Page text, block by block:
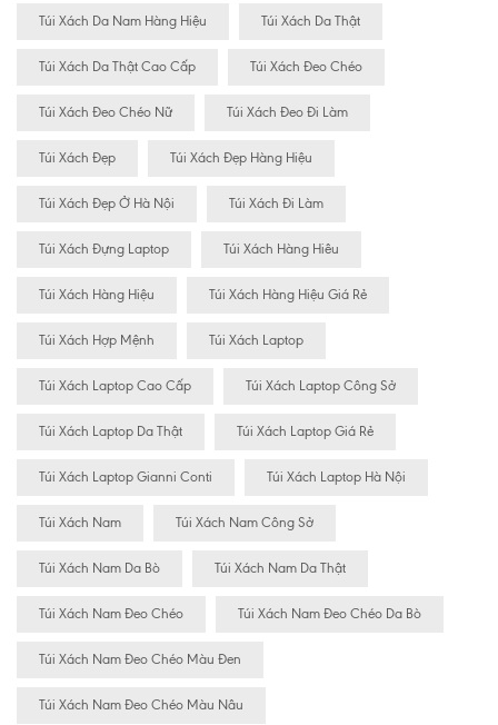
Túi Xách Da Nam Hàng Hiệu Túi Xách Da Thật
Túi Xách Da Thật Cao Cấp Túi Xách Đeo Chéo
Túi Xách Đeo Chéo Nữ Túi Xách Đeo Đi Làm
Túi Xách Đẹp Túi Xách Đẹp Hàng Hiệu
Túi Xách Đẹp Ở Hà Nội Túi Xách Đi Làm
Túi Xách Đựng Laptop Túi Xách Hàng Hiêu
Túi Xách Hàng Hiệu Túi Xách Hàng Hiệu Giá Rẻ
Túi Xách Hợp Mệnh Túi Xách Laptop
Túi Xách Laptop Cao Cấp Túi Xách Laptop Công Sở
Túi Xách Laptop Da Thật Túi Xách Laptop Giá Rẻ
Túi Xách Laptop Gianni Conti Túi Xách Laptop Hà Nội
Túi Xách Nam Túi Xách Nam Công Sở
Túi Xách Nam Da Bò Túi Xách Nam Da Thật
Túi Xách Nam Đeo Chéo Túi Xách Nam Đeo Chéo Da Bò
Túi Xách Nam Đeo Chéo Màu Đen
Túi Xách Nam Đeo Chéo Màu Nâu